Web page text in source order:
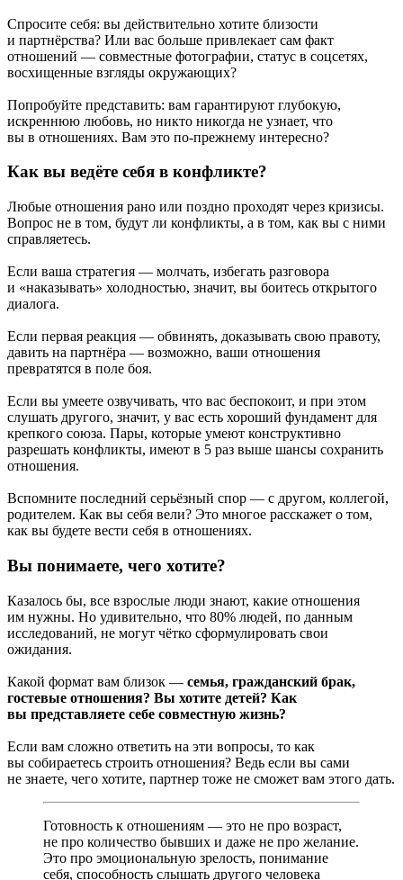
Спросите себя: вы действительно хотите близости
и партнёрства? Или вас больше привлекает сам факт
отношений — совместные фотографии, статус в соцсетях,
восхищенные взгляды окружающих?
Попробуйте представить: вам гарантируют глубокую,
искреннюю любовь, но никто никогда не узнает, что
вы в отношениях. Вам это по-прежнему интересно?
Как вы ведёте себя в конфликте?
Любые отношения рано или поздно проходят через кризисы.
Вопрос не в том, будут ли конфликты, а в том, как вы с ними
справляетесь.
Если ваша стратегия — молчать, избегать разговора
и «наказывать» холодностью, значит, вы боитесь открытого
диалога.
Если первая реакция — обвинять, доказывать свою правоту,
давить на партнёра — возможно, ваши отношения
превратятся в поле боя.
Если вы умеете озвучивать, что вас беспокоит, и при этом
слушать другого, значит, у вас есть хороший фундамент для
крепкого союза. Пары, которые умеют конструктивно
разрешать конфликты, имеют в 5 раз выше шансы сохранить
отношения.
Вспомните последний серьёзный спор — с другом, коллегой,
родителем. Как вы себя вели? Это многое расскажет о том,
как вы будете вести себя в отношениях.
Вы понимаете, чего хотите?
Казалось бы, все взрослые люди знают, какие отношения
им нужны. Но удивительно, что 80% людей, по данным
исследований, не могут чётко сформулировать свои
ожидания.
Какой формат вам близок — семья, гражданский брак,
гостевые отношения? Вы хотите детей? Как
вы представляете себе совместную жизнь?
Если вам сложно ответить на эти вопросы, то как
вы собираетесь строить отношения? Ведь если вы сами
не знаете, чего хотите, партнер тоже не сможет вам этого дать.
Готовность к отношениям — это не про возраст,
не про количество бывших и даже не про желание.
Это про эмоциональную зрелость, понимание
себя, способность слышать другого человека